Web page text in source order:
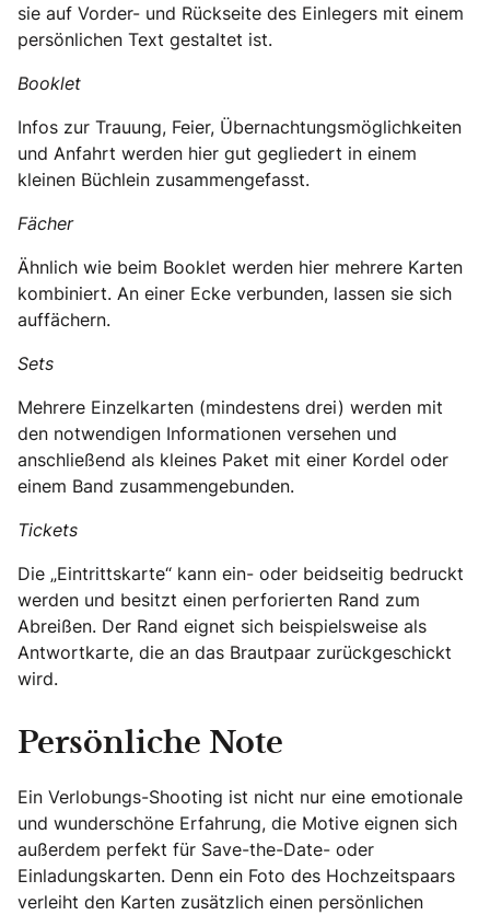
sie auf Vorder- und Rückseite des Einlegers mit einem
persönlichen Text gestaltet ist.
Booklet
Infos zur Trauung, Feier, Übernachtungsmöglichkeiten
und Anfahrt werden hier gut gegliedert in einem
kleinen Büchlein zusammengefasst.
Fächer
Ähnlich wie beim Booklet werden hier mehrere Karten
kombiniert. An einer Ecke verbunden, lassen sie sich
auffächern.
Sets
Mehrere Einzelkarten (mindestens drei) werden mit
den notwendigen Informationen versehen und
anschließend als kleines Paket mit einer Kordel oder
einem Band zusammengebunden.
Tickets
Die „Eintrittskarte“ kann ein- oder beidseitig bedruckt
werden und besitzt einen perforierten Rand zum
Abreißen. Der Rand eignet sich beispielsweise als
Antwortkarte, die an das Brautpaar zurückgeschickt
wird.
Persönliche Note
Ein Verlobungs-Shooting ist nicht nur eine emotionale
und wunderschöne Erfahrung, die Motive eignen sich
außerdem perfekt für Save-the-Date- oder
Einladungskarten. Denn ein Foto des Hochzeitspaars
verleiht den Karten zusätzlich einen persönlichen